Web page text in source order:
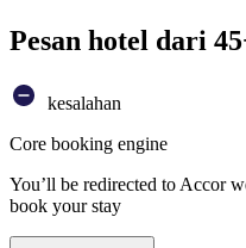
Pesan hotel dari
kesalahan
Core booking engine
You’ll be redirected to Accor
book your stay